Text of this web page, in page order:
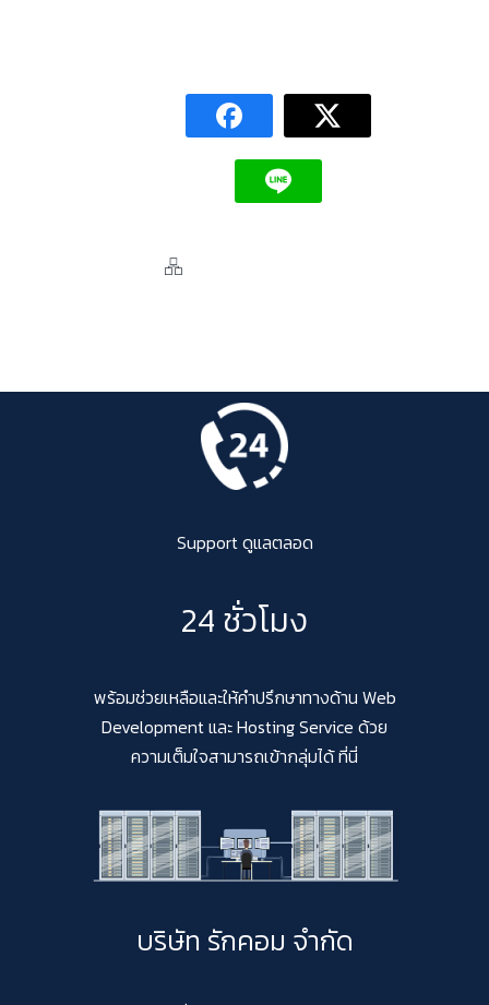
Support ดูแลตลอด
24 ชั่วโมง
พร้อมช่วยเหลือและให้คำปรึกษาทางด้าน Web
Development และ Hosting Service ด้วย
ความเต็มใจสามารถเข้ากลุ่มได้ ที่นี่
บริษัท รักคอม จำกัด